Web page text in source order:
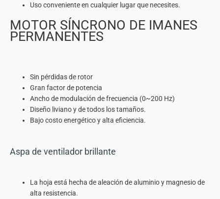
Uso conveniente en cualquier lugar que necesites.
MOTOR SÍNCRONO DE IMANES
PERMANENTES
Sin pérdidas de rotor
Gran factor de potencia
Ancho de modulación de frecuencia (0~200 Hz)
Diseño liviano y de todos los tamaños.
Bajo costo energético y alta eficiencia.
Aspa de ventilador brillante
La hoja está hecha de aleación de aluminio y magnesio de
alta resistencia.